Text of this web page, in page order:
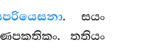
. සයං
තතියං